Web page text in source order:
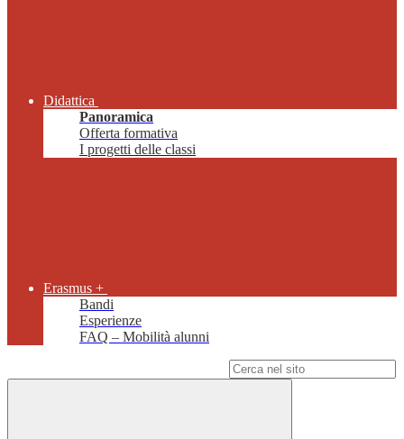
Didattica
Panoramica
Offerta formativa
I progetti delle classi
Erasmus +
Bandi
Esperienze
FAQ – Mobilità alunni